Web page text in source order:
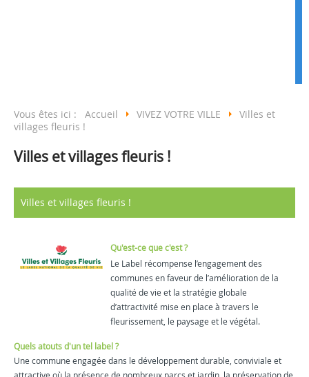
Vous êtes ici : Accueil VIVEZ VOTRE VILLE
Villes et
villages fleuris !
Villes et villages fleuris !
Villes et villages fleuris !
Qu'est-ce que c'est ?
Le Label récompense l’engagement des
communes en faveur de l’amélioration de la
qualité de vie et la stratégie globale
d’attractivité mise en place à travers le
fleurissement, le paysage et le végétal.
Quels atouts d'un tel label ?
Une commune engagée dans le développement durable, conviviale et